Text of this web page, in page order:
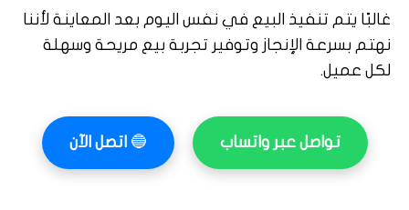
غالبًا يتم تنفيذ البيع في نفس اليوم بعد المعاينة لأننا
نهتم بسرعة الإنجاز وتوفير تجربة بيع مريحة وسهلة
لكل عميل.
تواصل عبر واتساب 🔵اتصل الآن